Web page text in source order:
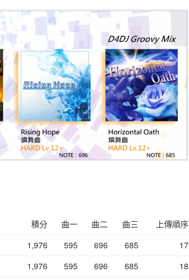
積分 曲一 曲二 曲三
上傳順序
1,976 595 696 685
17
1,976 595 696 685
18